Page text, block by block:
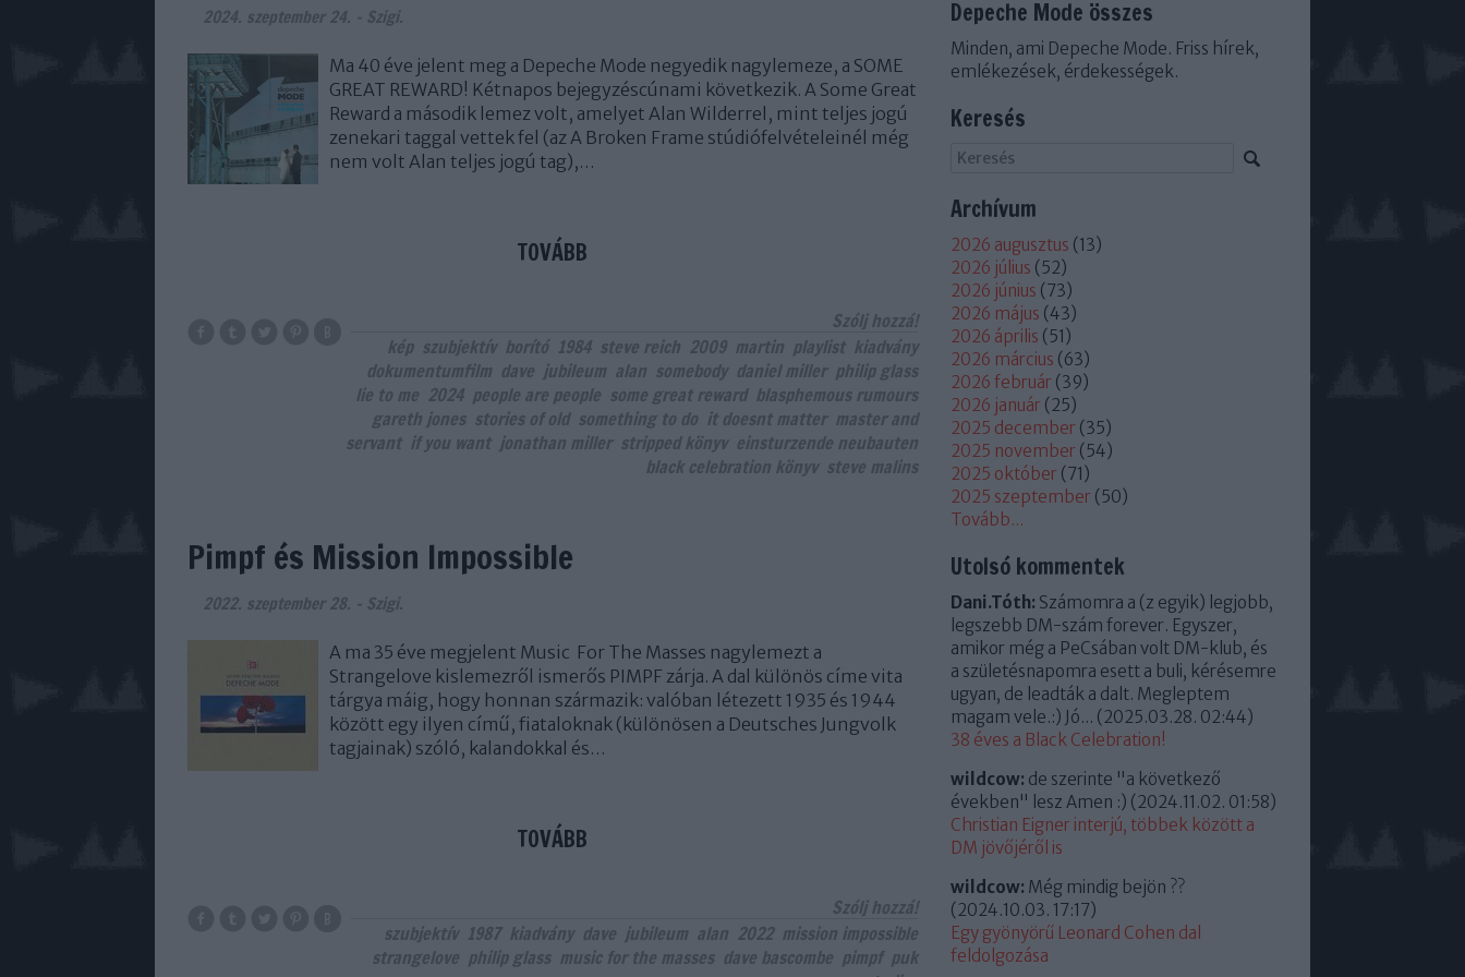
2024. szeptember 24. - Szigi.
Ma 40 éve jelent meg a Depeche Mode negyedik nagylemeze, a SOME
GREAT REWARD! Kétnapos bejegyzéscúnami következik. A Some Great
Reward a második lemez volt, amelyet Alan Wilderrel, mint teljes jogú
zenekari taggal vettek fel (az A Broken Frame stúdiófelvételeinél még
nem volt Alan teljes jogú tag),…
TOVÁBB
Szólj hozzá!
kép szubjektív borító 1984 steve reich 2009 martin playlist kiadvány
dokumentumfilm dave jubileum alan somebody daniel miller philip glass
lie to me 2024 people are people some great reward blasphemous rumours
gareth jones stories of old something to do it doesnt matter master and
servant if you want jonathan miller stripped könyv einsturzende neubauten
black celebration könyv steve malins
Pimpf és Mission Impossible
2022. szeptember 28. - Szigi.
A ma 35 éve megjelent Music For The Masses nagylemezt a
Strangelove kislemezről ismerős PIMPF zárja. A dal különös címe vita
tárgya máig, hogy honnan származik: valóban létezett 1935 és 1944
között egy ilyen című, fiataloknak (különösen a Deutsches Jungvolk
tagjainak) szóló, kalandokkal és…
TOVÁBB
Szólj hozzá!
szubjektív 1987 kiadvány dave jubileum alan 2022 mission impossible
strangelove philip glass music for the masses dave bascombe pimpf puk
Depeche Mode összes
Minden, ami Depeche Mode. Friss hírek,
emlékezések, érdekességek.
Keresés
Archívum
2026 augusztus (13)
2026 július (52)
2026 június (73)
2026 május (43)
2026 április (51)
2026 március (63)
2026 február (39)
2026 január (25)
2025 december (35)
2025 november (54)
2025 október (71)
2025 szeptember (50)
Tovább...
Utolsó kommentek
Dani.Tóth: Számomra a (z egyik) legjobb,
legszebb DM-szám forever. Egyszer,
amikor még a PeCsában volt DM-klub, és
a születésnapomra esett a buli, kérésemre
ugyan, de leadták a dalt. Megleptem
magam vele.:) Jó... (2025.03.28. 02:44)
38 éves a Black Celebration!
wildcow: de szerinte "a következő
években" lesz Amen :) (2024.11.02. 01:58)
Christian Eigner interjú, többek között a
DM jövőjéről is
wildcow: Még mindig bejön ??
(2024.10.03. 17:17)
Egy gyönyörű Leonard Cohen dal
feldolgozása